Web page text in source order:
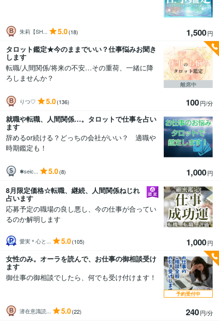
朱莉【SH... 5.0(18) 1,500円
タロット鑑定★今のままでいい？仕事悩みお聞き
します
転職/人間関係/将来の不安…その重荷、一緒に降
ろしませんか？
りつ♡ 5.0(136) 100円/分
離席中
就職や転職、人間関係…。タロットで仕事を占い
ます
辞めるor続ける？どっちの会社がいい？ 適職や
時期鑑定も！
✱seic... 5.0(8) 1,000円
8月限定価格☆転職、継続、人間関係ねじれ
占います
応募予定の職場の良し悪し、今の仕事が合ってい
るのか解明します
愛実＊心と... 5.0(105) 1,000円
女性のみ。オーラを読んで、お仕事の御相談受け
ます
御仕事の御相談でしたら、何でも受け付けます！
潜在意識読... 5.0(22) 240円/分
予約受付中